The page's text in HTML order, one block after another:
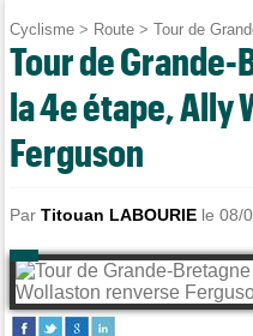
Cyclisme > Route >Tour de
Tour de
la 4e étape, Ally
Ferguson
ParTitouan LABOURIE le 08/